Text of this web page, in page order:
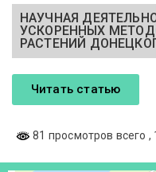
НАУЧНАЯ
УСКОРЕННЫХ
РАСТЕНИЙ
Читать статью
81 просмотров всего ,